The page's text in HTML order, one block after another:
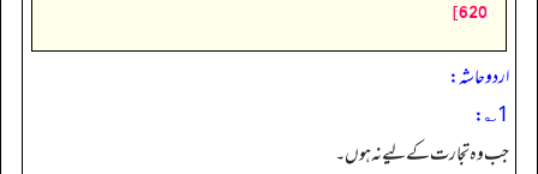
620]
اردو حاشہ:
1؎:
جب وہ تجارت کے لیے نہ ہوں۔